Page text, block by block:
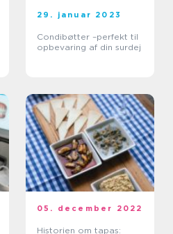
29. januar 2023
Condibøtter –perfekt til
opbevaring af din surdej
05. december 2022
Historien om tapas: